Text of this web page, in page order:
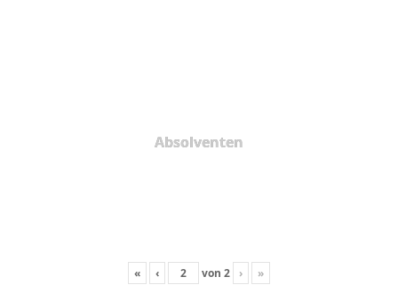
Absolventen
« ‹ von 2 › »